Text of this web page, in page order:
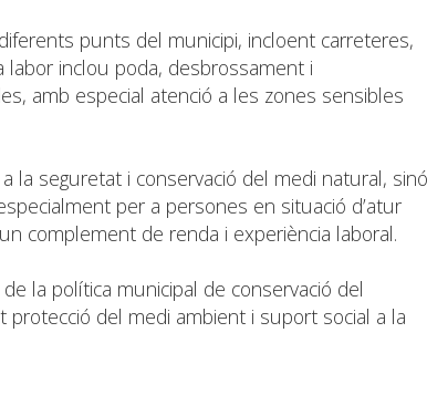
punts del municipi, incloent carreteres,
inclou poda, desbrossament i
amb especial atenció a les zones sensibles
la seguretat i conservació del medi natural, sinó
per a persones en situació d’atur
complement de renda i experiència laboral.
la política municipal de conservació del
protecció del medi ambient i suport social a la